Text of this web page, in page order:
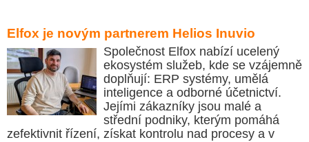
Elfox je novým partnerem Helios Inuvio
Společnost Elfox nabízí ucelený
ekosystém služeb, kde se vzájemně
doplňují: ERP systémy, umělá
inteligence a odborné účetnictví.
Jejími zákazníky jsou malé a
střední podniky, kterým pomáhá
zefektivnit řízení, získat kontrolu nad procesy a v